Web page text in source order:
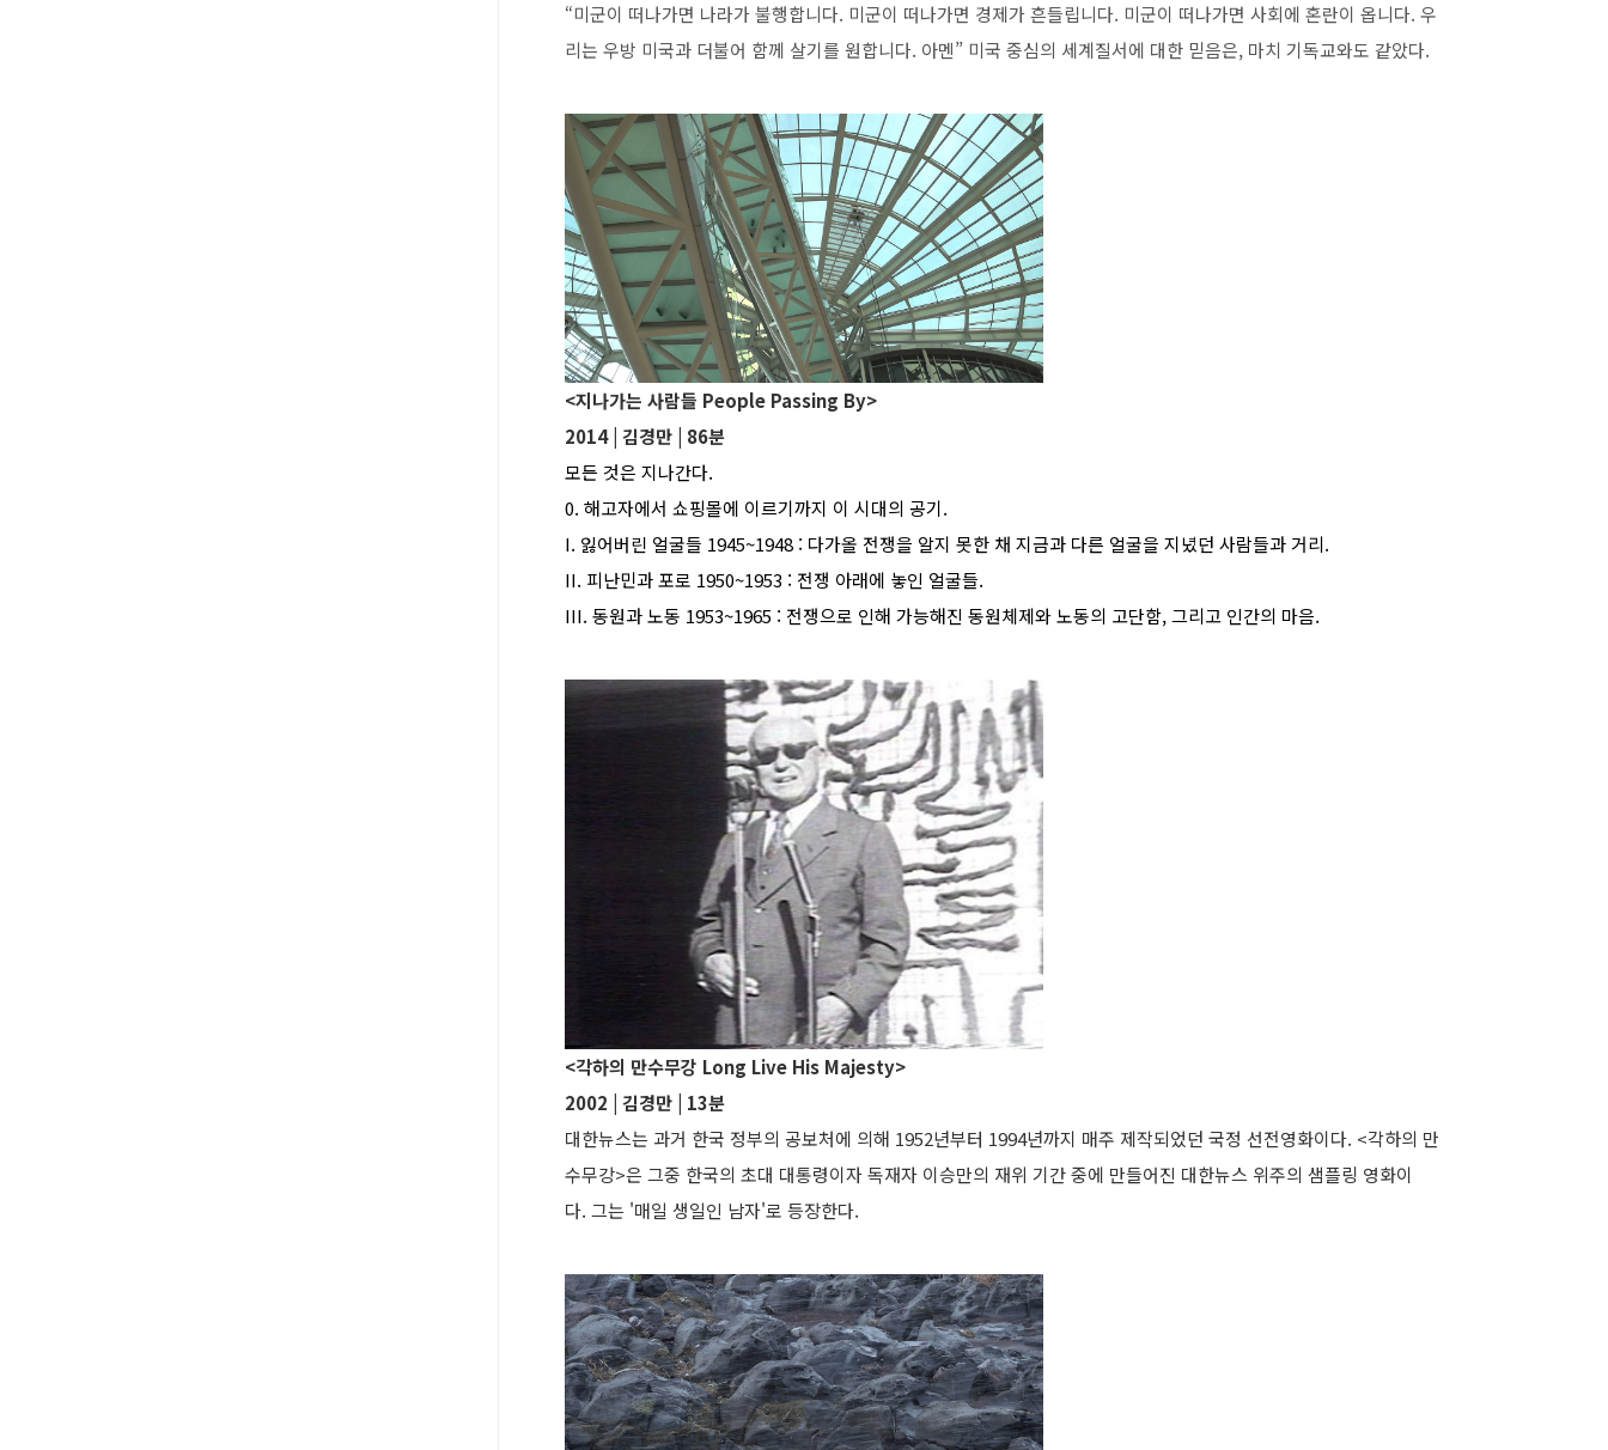
“미군이 떠나가면 나라가 불행합니다. 미군이 떠나가면 경제가 흔들립니다. 미군이 떠나가면 사회에 혼란이 옵니다. 우
리는 우방 미국과 더불어 함께 살기를 원합니다. 아멘” 미국 중심의 세계질서에 대한 믿음은, 마치 기독교와도 같았다.
<지나가는 사람들 People Passing By>
2014 | 김경만 | 86분
모든 것은 지나간다.
0. 해고자에서 쇼핑몰에 이르기까지 이 시대의 공기.
I. 잃어버린 얼굴들 1945~1948 : 다가올 전쟁을 알지 못한 채 지금과 다른 얼굴을 지녔던 사람들과 거리.
II. 피난민과 포로 1950~1953 : 전쟁 아래에 놓인 얼굴들.
III. 동원과 노동 1953~1965 : 전쟁으로 인해 가능해진 동원체제와 노동의 고단함, 그리고 인간의 마음.
<각하의 만수무강 Long Live His Majesty>
2002 | 김경만 | 13분
대한뉴스는 과거 한국 정부의 공보처에 의해 1952년부터 1994년까지 매주 제작되었던 국정 선전영화이다. <각하의 만
수무강>은 그중 한국의 초대 대통령이자 독재자 이승만의 재위 기간 중에 만들어진 대한뉴스 위주의 샘플링 영화이
다. 그는 '매일 생일인 남자'로 등장한다.